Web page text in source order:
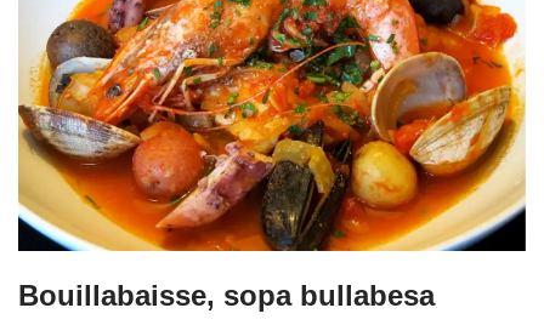
Bouillabaisse, sopa bullabesa